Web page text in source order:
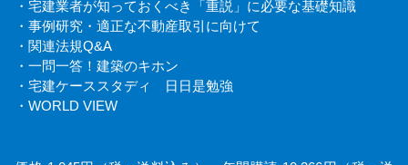
・宅建業者が知っておくべき「重説」に必要な基礎知識
・事例研究・適正な不動産取引に向けて
・関連法規Q&A
・一問一答！建築のキホン
・宅建ケーススタディ 日日是勉強
・WORLD VIEW